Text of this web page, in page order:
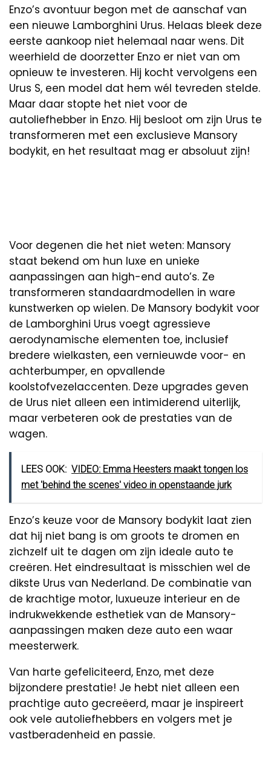
Enzo’s avontuur begon met de aanschaf van
een nieuwe Lamborghini Urus. Helaas bleek deze
eerste aankoop niet helemaal naar wens. Dit
weerhield de doorzetter Enzo er niet van om
opnieuw te investeren. Hij kocht vervolgens een
Urus S, een model dat hem wél tevreden stelde.
Maar daar stopte het niet voor de
autoliefhebber in Enzo. Hij besloot om zijn Urus te
transformeren met een exclusieve Mansory
bodykit, en het resultaat mag er absoluut zijn!
Voor degenen die het niet weten: Mansory
staat bekend om hun luxe en unieke
aanpassingen aan high-end auto’s. Ze
transformeren standaardmodellen in ware
kunstwerken op wielen. De Mansory bodykit voor
de Lamborghini Urus voegt agressieve
aerodynamische elementen toe, inclusief
bredere wielkasten, een vernieuwde voor- en
achterbumper, en opvallende
koolstofvezelaccenten. Deze upgrades geven
de Urus niet alleen een intimiderend uiterlijk,
maar verbeteren ook de prestaties van de
wagen.
LEES OOK: VIDEO: Emma Heesters maakt tongen los
met 'behind the scenes' video in openstaande jurk
Enzo’s keuze voor de Mansory bodykit laat zien
dat hij niet bang is om groots te dromen en
zichzelf uit te dagen om zijn ideale auto te
creëren. Het eindresultaat is misschien wel de
dikste Urus van Nederland. De combinatie van
de krachtige motor, luxueuze interieur en de
indrukwekkende esthetiek van de Mansory-
aanpassingen maken deze auto een waar
meesterwerk.
Van harte gefeliciteerd, Enzo, met deze
bijzondere prestatie! Je hebt niet alleen een
prachtige auto gecreëerd, maar je inspireert
ook vele autoliefhebbers en volgers met je
vastberadenheid en passie.